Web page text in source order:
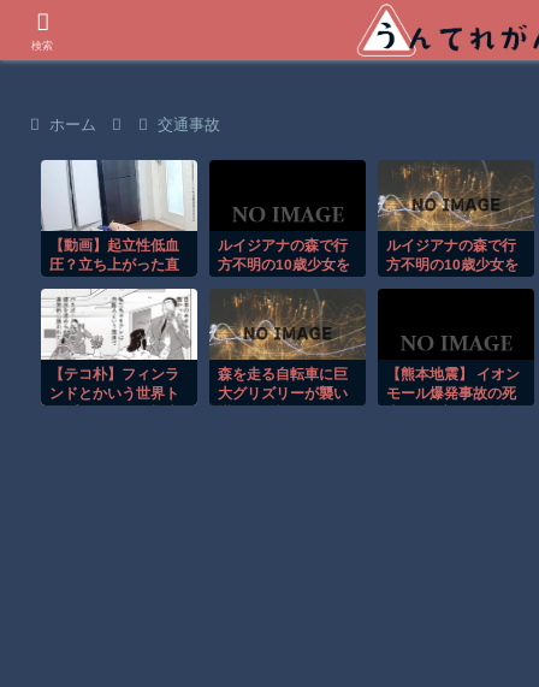
ホーム 交通事故
【動画】起立性低血
圧？立ち上がった直
う女性とネコ。
ルイジアナの森で行
方不明の10歳少女を
ルイジアナの森で行
方不明の10歳少女を
【テコ朴】フィンラ
ンドとかいう世界ト
森を走る自転車に巨
大グリズリーが襲い
【熊本地震】 イオン
モール爆発事故の死
検索